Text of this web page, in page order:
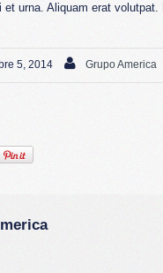
urna. Aliquam erat
5, 2014 Grupo America